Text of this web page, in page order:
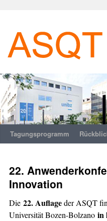
Zum
springen
Tagungsprogramm
22.
Innovation
Die 22. Auflageder ASQT
Universität Bozen-Bolzano in